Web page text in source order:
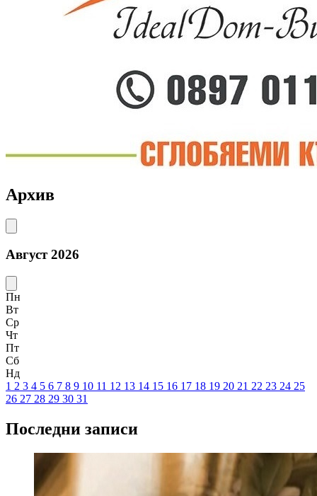
Архив
Август 2026
Пн
Вт
Ср
Чт
Пт
Сб
Нд
1 2 3 4 5 6 7 8 9 10 11 12 13 14 15 16 17 18 19 20 21 22 23 24 25
26 27 28 29 30 31
Последни записи